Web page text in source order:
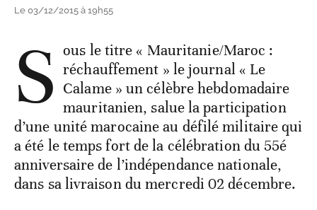
Le 03/12/2015 à 19h55
S ous le titre « Mauritanie/Maroc :
réchauffement » le journal « Le
Calame » un célèbre hebdomadaire
mauritanien, salue la participation
d’une unité marocaine au défilé militaire qui
a été le temps fort de la célébration du 55é
anniversaire de l’indépendance nationale,
dans sa livraison du mercredi 02 décembre.